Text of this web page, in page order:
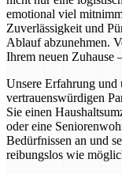
emotional viel
Zuverlässigkeit und
Ablauf abzunehmen.
Ihrem neuen Zuhause
Unsere Erfahrung
vertrauenswürdigen
Sie einen
oder eine
Bedürfnissen an und
reibungslos wie